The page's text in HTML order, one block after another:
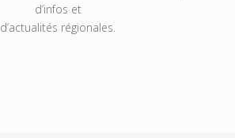
d’infos et
d’actualités régionales.